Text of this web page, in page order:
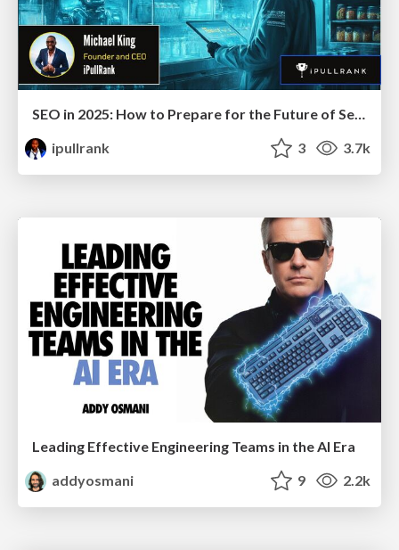
SEO in 2025: How to Prepare for the Future of Search
ipullrank
3 3.7k
Leading Effective Engineering Teams in the AI Era
addyosmani
9 2.2k